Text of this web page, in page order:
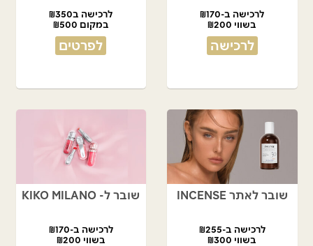
לרכישה ב-₪170
בשווי ₪200
לרכישה
לרכישה ב₪350
במקום ₪500
לפרטים
שובר לאתר INCENSE
לרכישה ב-₪255
בשווי ₪300
שובר ל- KIKO MILANO
לרכישה ב-₪170
בשווי ₪200